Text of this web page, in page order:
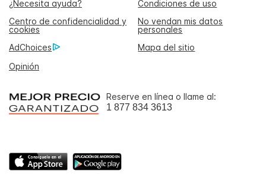
¿Necesita ayuda?
Condiciones de uso
Centro de confidencialidad y
cookies
No vendan mis datos
personales
AdChoices
Mapa del sitio
Opinión
Reserve en línea o llame al:
1 877 834 3613